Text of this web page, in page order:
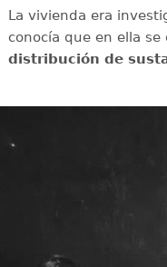
La vivienda era
conocía que en ella se
distribución de